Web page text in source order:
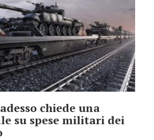
chiede una
su spese militari dei